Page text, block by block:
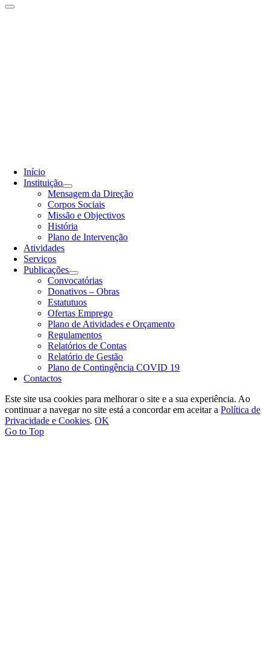
Início
Instituição
Mensagem da Direção
Corpos Sociais
Missão e Objectivos
História
Plano de Intervenção
Atividades
Serviços
Publicações
Convocatórias
Donativos – Obras
Estatutuos
Ofertas Emprego
Plano de Atividades e Orçamento
Regulamentos
Relatórios de Contas
Relatório de Gestão
Plano de Contingência COVID 19
Contactos
Este site usa cookies para melhorar o site e a sua experiência. Ao
continuar a navegar no site está a concordar em aceitar a Política de
Privacidade e Cookies. OK
Go to Top